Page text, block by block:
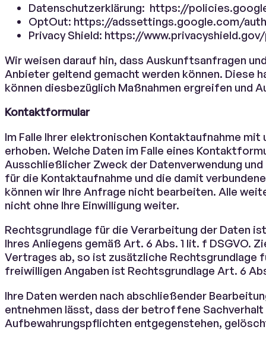
Datenschutzerklärung: https://
OptOut: https://adssettings.google.com/
Privacy Shield: https://
Wir weisen darauf hin, dass Auskunftsanfragen
Anbieter geltend gemacht werden können. Diese
können diesbezüglich Maßnahmen ergreifen und
Kontaktformular
Im Falle Ihrer elektronischen Kontaktaufnahme
erhoben. Welche Daten im Falle eines
Ausschließlicher Zweck der Datenverwendung
für die Kontaktaufnahme und die damit
können wir Ihre Anfrage nicht bearbeiten. Alle
nicht ohne Ihre Einwilligung weiter.
Rechtsgrundlage für die Verarbeitung der Daten
Ihres Anliegens gemäß Art. 6 Abs. 1 lit. f DSGVO.
Vertrages ab, so ist zusätzliche Rechtsgrundlage
freiwilligen Angaben ist Rechtsgrundlage Art. 6
Ihre Daten werden nach abschließender
entnehmen lässt, dass der betroffene
Aufbewahrungspflichten entgegenstehen,